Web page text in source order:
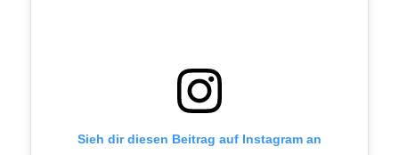
Sieh dir diesen Beitrag auf Instagram an